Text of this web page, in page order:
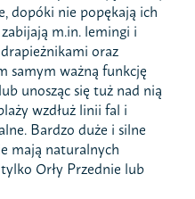
dopóki nie popękają ich
m.in. lemingi i
oraz
samym ważną funkcję
unosząc się tuż nad nią
wzdłuż linii fal i
Bardzo duże i silne
mają naturalnych
Orły Przednie lub